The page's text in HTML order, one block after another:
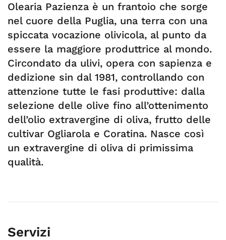
Olearia Pazienza è un frantoio che sorge
nel cuore della Puglia, una terra con una
spiccata vocazione olivicola, al punto da
essere la maggiore produttrice al mondo.
Circondato da ulivi, opera con sapienza e
dedizione sin dal 1981, controllando con
attenzione tutte le fasi produttive: dalla
selezione delle olive fino all’ottenimento
dell’olio extravergine di oliva, frutto delle
cultivar Ogliarola e Coratina. Nasce così
un extravergine di oliva di primissima
qualità.
Servizi